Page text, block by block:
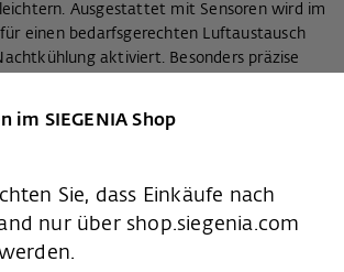
Ausgestattet mit Sensoren wird im
einen bedarfsgerechten Luftaustausch
aktiviert. Besonders präzise
wird die Lüftung in der Variante Sensorik.
integrierten Temperatur- und
sowie einem CO₂-Sensor ausgestattet.
Sensoren erfasst die Steuerung die
an der Stelle, in der sie im Raum
ist die synchrone
zu neun Lüftungsgeräten möglich – perfekt
im SIEGENIA Shop
Sie, dass Einkäufe nach
nur über shop.siegenia.com